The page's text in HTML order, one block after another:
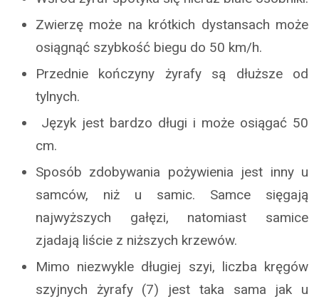
Zwierzę może na krótkich dystansach może
osiągnąć szybkość biegu do 50 km/h.
Przednie kończyny żyrafy są dłuższe od
tylnych.
Język jest bardzo długi i może osiągać 50
cm.
Sposób zdobywania pożywienia jest inny u
samców, niż u samic. Samce sięgają
najwyższych gałęzi, natomiast samice
zjadają liście z niższych krzewów.
Mimo niezwykle długiej szyi, liczba kręgów
szyjnych żyrafy (7) jest taka sama jak u